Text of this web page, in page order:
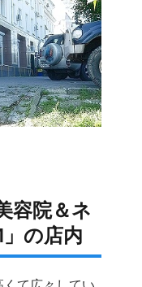
容院＆ネ
の店内